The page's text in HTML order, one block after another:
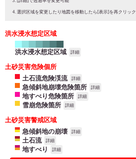
選択区域を変更したり地図を移動したら[表示]を再クリック
洪水浸水想定区域
洪水浸水想定区域 詳細
土砂災害危険個所
土石流危険渓流
詳細
急傾斜地崩壊危険箇所 詳細
地すべり危険箇所 詳細
雪崩危険箇所 詳細
土砂災害警戒区域
急傾斜地の崩壊
詳細
土石流 詳細
地すべり 詳細